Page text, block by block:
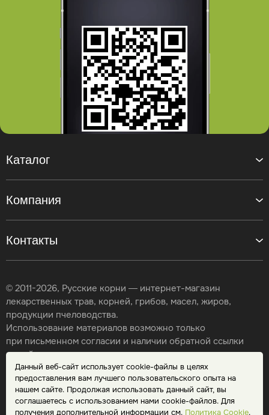
Данный веб-сайт использует cookie-файлы в целях
предоставления вам лучшего пользовательского опыта на
нашем сайте. Продолжая использовать данный сайт, вы
соглашаетесь с использованием нами cookie-файлов. Для
получения дополнительной информации см. Политика Cookie.
Контакты
Каталог
Компания
© 2011-2026, Русские корни — интернет-магазин
лекарственных трав, корней, грибов, масел, жиров,
продукции пчеловодства.
Использование материалов возможно только
при письменном согласии и наличии обратной ссылки
на сайт.
Карта сайта
Политика конфиденциальности
Публичная оферта
Обработка персональных данных